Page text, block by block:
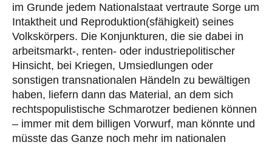
im Grunde jedem Nationalstaat vertraute Sorge um
Intaktheit und Reproduktion(sfähigkeit) seines
Volkskörpers. Die Konjunkturen, die sie dabei in
arbeitsmarkt-, renten- oder industriepolitischer
Hinsicht, bei Kriegen, Umsiedlungen oder
sonstigen transnationalen Händeln zu bewältigen
haben, liefern dann das Material, an dem sich
rechtspopulistische Schmarotzer bedienen können
– immer mit dem billigen Vorwurf, man könnte und
müsste das Ganze noch mehr im nationalen